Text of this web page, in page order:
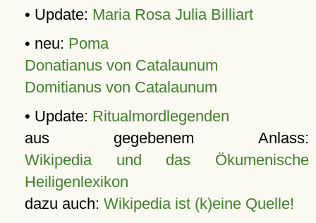
• Update: Maria Rosa Julia Billiart
• neu: Poma
Donatianus von Catalaunum
Domitianus von Catalaunum
• Update: Ritualmordlegenden
aus gegebenem Anlass:
Wikipedia und das Ökumenische
Heiligenlexikon
dazu auch: Wikipedia ist (k)eine Quelle!